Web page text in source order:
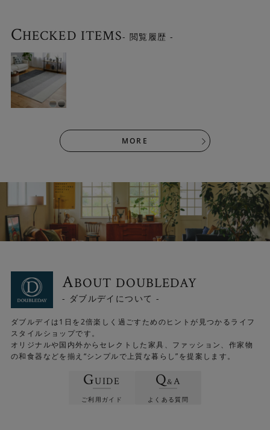
モダンに映えるデザイン
インテリア性にもこだわったデザインで、モダンやナチュ
ラルエレガントな空間にマッチします。ラグの名前は、犬
がうれしいときにしっぽを振る動作「WAG」が由来です。
す。
CHECKED ITEMS- 閲覧履歴 -
MORE
ABOUT DOUBLEDAY
- ダブルデイについて -
ダブルデイは1日を2倍楽しく過ごすためのヒントが見つかるライフ
スタイルショップです。
オリジナルや国内外からセレクトした家具、ファッション、作家物
の和食器などを揃え“シンプルで上質な暮らし”を提案します。
GUIDE
ご利用ガイド
Q&A
よくある質問